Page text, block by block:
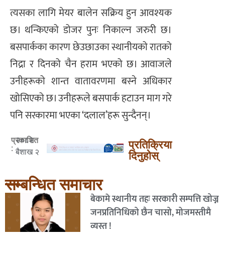
त्यसका लागि मेयर बालेन सक्रिय हुन आवश्यक
छ। थन्किएको डोजर पुनः निकाल्न जरुरी छ।
बसपार्कका कारण छेउछाउका स्थानीयको रातको
निद्रा र दिनको चैन हराम भएको छ। आवाजले
उनीहरूको शान्त वातावरणमा बस्ने अधिकार
खोसिएको छ। उनीहरूले बसपार्क हटाउन माग गरे
पनि सरकारमा भएका ‘दलाल’हरू सुन्दैनन्।
प्रकाशित
:
२०८२
बैशाख २
प्रतिक्रिया
दिनुहोस्
सम्बन्धित समाचार
बेकामे स्थानीय तहः सरकारी सम्पत्ति खोज्न
जनप्रतिनिधिको छैन चासो, मोजमस्तीमै
व्यस्त !